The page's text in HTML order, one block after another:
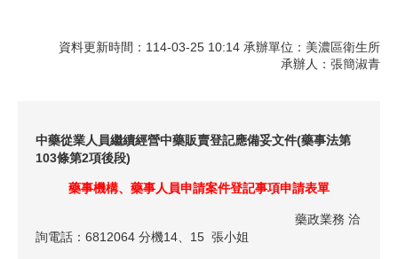
資料更新時間：114-03-25 10:14 承辦單位：美濃區衛生所
承辦人：張簡淑青
中藥從業人員繼續經營中藥販賣登記應備妥文件(藥事法第
103條第2項後段)
藥事機構、藥事人員申請案件登記事項申請表單
藥政業務 洽
詢電話：6812064 分機14、15 張小姐